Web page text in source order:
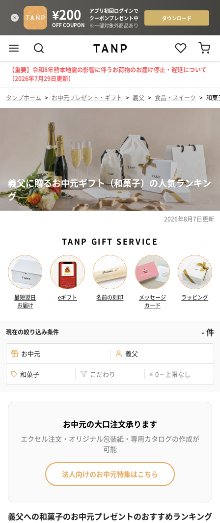
【重要】令和8年熊本地震の影響に伴うお荷物のお届け停止・遅延について
（2026年7月29日更新）
タンプホーム > お中元プレゼント・ギフト > 義父 > 食品・スイーツ > 和菓
義父に贈るお中元ギフト（和菓子）の人気ランキン
グ
2026年8月7日更新
TANP GIFT SERVICE
最短翌日
お届け
eギフト 名前の刻印
メッセージ
カード
ラッピング
現在の絞り込み条件 -件
お中元 義父
和菓子 こだわり ¥ 0 ~ 上限なし
お中元の大口注文承ります
エクセル注文・オリジナル包装紙・専用カタログの作成が
可能
法人向けのお中元特集はこちら
義父への和菓子のお中元プレゼントのおすすめランキング